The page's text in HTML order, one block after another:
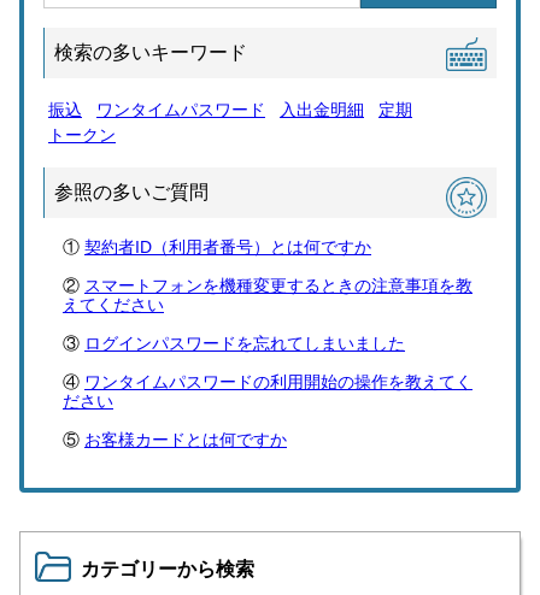
検索の多いキーワード
振込 ワンタイムパスワード 入出金明細
定期
トークン
参照の多いご質問
契約者ID（利用者番号）とは何ですか
スマートフォンを機種変更するときの注意事項を教
えてください
ログインパスワードを忘れてしまいました
ワンタイムパスワードの利用開始の操作を教えてく
ださい
お客様カードとは何ですか
カテゴリーから検索